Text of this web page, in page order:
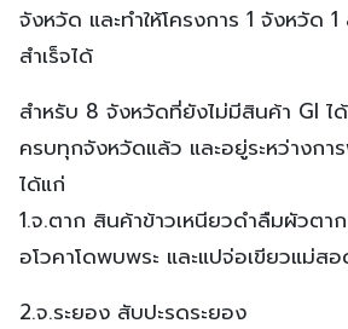
จังหวัด และทำให้โครงการ 1 จังหวัด
สำเร็จได้
สำหรับ 8 จังหวัดที่ยังไม่มีสินค้า GI ไ
ครบทุกจังหวัดแล้ว และอยู่ระหว่างกา
ได้แก่
1.จ.ตาก สินค้าข้าวเหนียวดำลืมผัวต
อโวคาโดพบพระ และแปจ่อเขียวแม่ส
2.จ.ระยอง สับปะรดระยอง